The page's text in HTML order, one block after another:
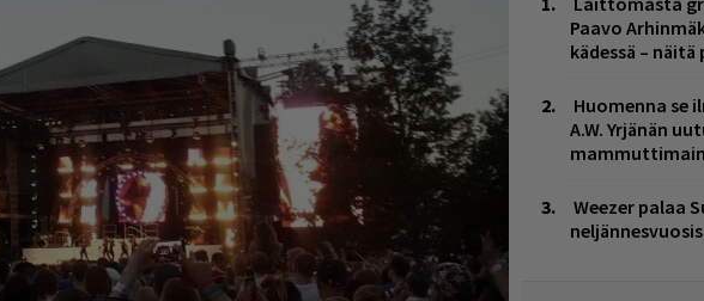
Paavo
kädessä –
Huomenna se
A.W. Yrjänän
Weezer palaa